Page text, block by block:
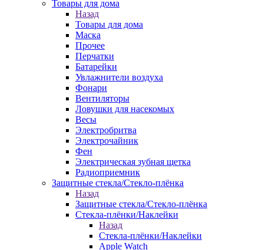
Товары для дома
Назад
Товары для дома
Маска
Прочее
Перчатки
Батарейки
Увлажнители воздуха
Фонари
Вентиляторы
Ловушки для насекомых
Весы
Электробритва
Электрочайник
Фен
Электрическая зубная щетка
Радиоприемник
Защитные стекла/Стекло-плёнка
Назад
Защитные стекла/Стекло-плёнка
Стекла-плёнки/Наклейки
Назад
Стекла-плёнки/Наклейки
Apple Watch